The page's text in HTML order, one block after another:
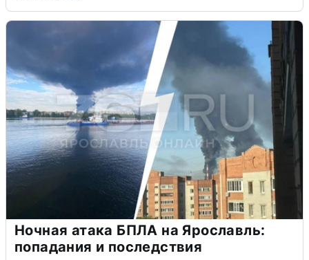
Ночная атака БПЛА на Ярославль:
попадания и последствия